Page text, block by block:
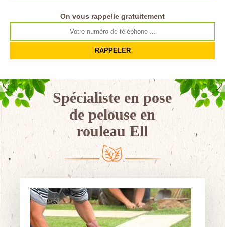
On vous rappelle gratuitement
Spécialiste en pose
de pelouse en
rouleau Ell